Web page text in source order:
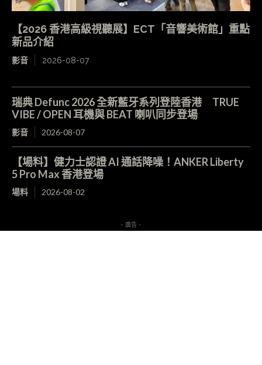
【2026 香港高級視聽展】ECT「音響美術館」重點
新品介紹
影音 2026-08-07
瑞典 Defunc 2026 全新藍牙系列登陸香港 TRUE
VIBE / OPEN 耳機與 BEAT 喇叭同步登場
影音 2026-08-07
【場料】健力士認證 AI 通話降噪！ANKER Liberty
5 Pro Max 香港登場
場料 2026-08-02
- 廣告 -